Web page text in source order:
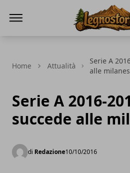
Home Attualità
Serie A
alle
Serie A 2016-
succede alle
di Redazione10/10/2016